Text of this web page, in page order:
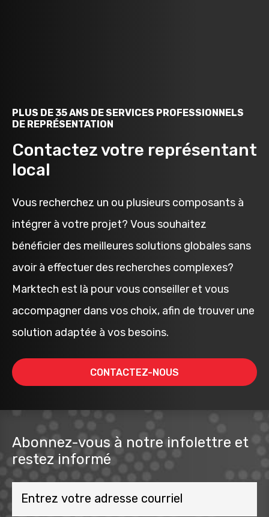
PLUS DE 35 ANS DE SERVICES PROFESSIONNELS
DE REPRÉSENTATION
Contactez votre représentant
local
Vous recherchez un ou plusieurs composants à
intégrer à votre projet? Vous souhaitez
bénéficier des meilleures solutions globales sans
avoir à effectuer des recherches complexes?
Marktech est là pour vous conseiller et vous
accompagner dans vos choix, afin de trouver une
solution adaptée à vos besoins.
CONTACTEZ-NOUS
Abonnez-vous à notre infolettre et
restez informé